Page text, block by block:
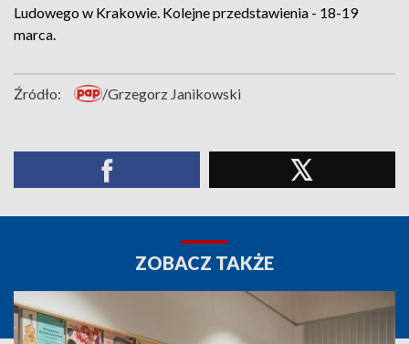
Ludowego w Krakowie. Kolejne przedstawienia - 18-19
marca.
Źródło: /Grzegorz Janikowski
ZOBACZ TAKŻE